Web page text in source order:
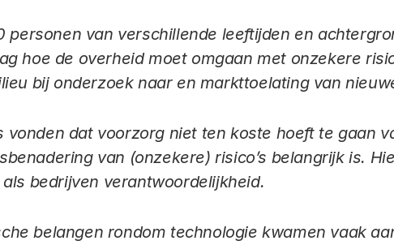
personen van verschillende leeftijden en
hoe de overheid moet omgaan met onzekere
bij onderzoek naar en markttoelating van
vonden dat voorzorg niet ten koste hoeft te gaan
van (onzekere) risico’s belangrijk is.
bedrijven verantwoordelijkheid.
belangen rondom technologie kwamen vaak